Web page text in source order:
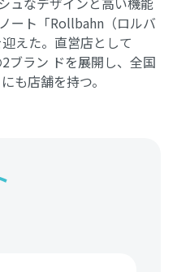
ート「Rollbahn（ロルバ
えた。直営店として
ブラン ドを展開し、全国
も店舗を持つ。